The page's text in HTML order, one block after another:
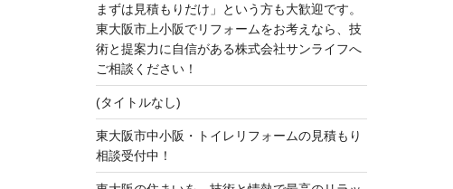
まずは見積もりだけ」という方も大歓迎です。
東大阪市上小阪でリフォームをお考えなら、技
術と提案力に自信がある株式会社サンライフへ
ご相談ください！
(タイトルなし)
東大阪市中小阪・トイレリフォームの見積もり
相談受付中！